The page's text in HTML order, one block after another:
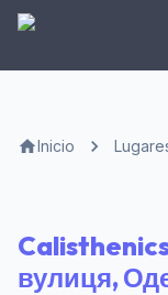
Inicio
вулиця,